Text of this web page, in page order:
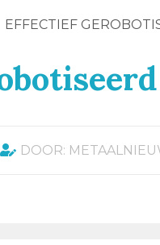
EFFECTIEF
DOOR: